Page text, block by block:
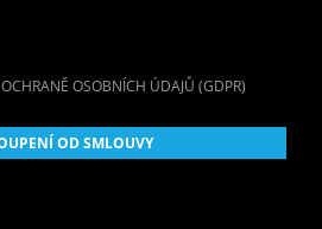
OSOBNÍCH ÚDAJŮ (GDPR)
OD SMLOUVY